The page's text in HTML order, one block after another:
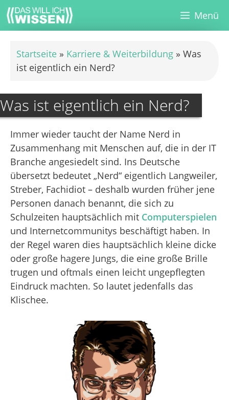
Zum
Inhalt
springen
Menü
Startseite » Karriere & Weiterbildung » Was
ist eigentlich ein Nerd?
Was ist eigentlich ein Nerd?
Immer wieder taucht der Name Nerd in
Zusammenhang mit Menschen auf, die in der IT
Branche angesiedelt sind. Ins Deutsche
übersetzt bedeutet „Nerd“ eigentlich Langweiler,
Streber, Fachidiot – deshalb wurden früher jene
Personen danach benannt, die sich zu
Schulzeiten hauptsächlich mit Computerspielen
und Internetcommunitys beschäftigt haben. In
der Regel waren dies hauptsächlich kleine dicke
oder große hagere Jungs, die eine große Brille
trugen und oftmals einen leicht ungepflegten
Eindruck machten. So lautet jedenfalls das
Klischee.